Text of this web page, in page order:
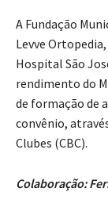
A Fundação
Levve
Hospital São
rendimento do
de formação de
convênio,
Clubes (CBC).
Colaboração: